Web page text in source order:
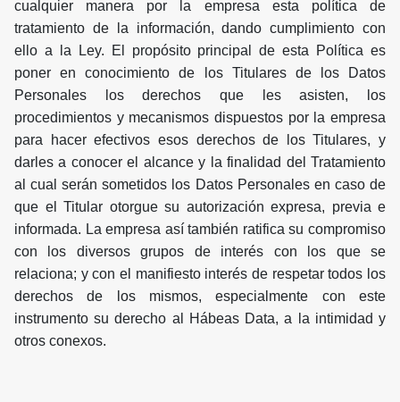
cualquier manera por la empresa esta política de
tratamiento de la información, dando cumplimiento con
ello a la Ley. El propósito principal de esta Política es
poner en conocimiento de los Titulares de los Datos
Personales los derechos que les asisten, los
procedimientos y mecanismos dispuestos por la empresa
para hacer efectivos esos derechos de los Titulares, y
darles a conocer el alcance y la finalidad del Tratamiento
al cual serán sometidos los Datos Personales en caso de
que el Titular otorgue su autorización expresa, previa e
informada. La empresa así también ratifica su compromiso
con los diversos grupos de interés con los que se
relaciona; y con el manifiesto interés de respetar todos los
derechos de los mismos, especialmente con este
instrumento su derecho al Hábeas Data, a la intimidad y
otros conexos.